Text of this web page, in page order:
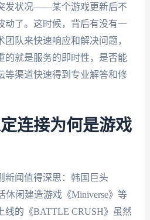
发状况——某个游戏更新后不
动了。这时候，背后有没有一
队来快速响应和解决问题，
的就是服务的即时性，是否能
等渠道快速得到专业解答和修
连接为何是游戏
新闻值得深思：韩国巨头
休闲建造游戏《Miniverse》等
线的《BATTLE CRUSH》虽然